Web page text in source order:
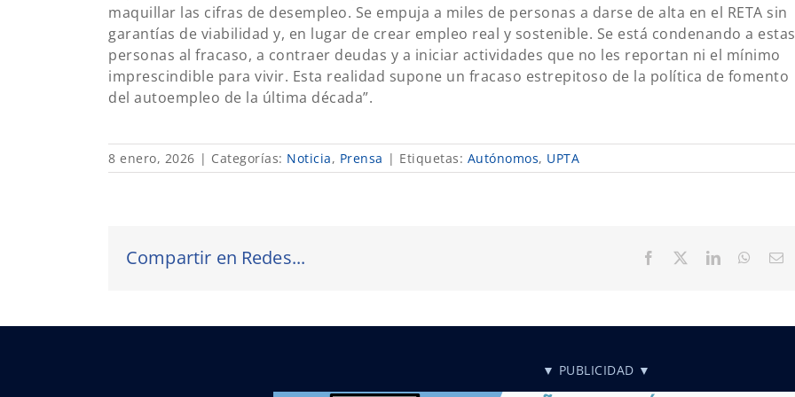
maquillar las cifras de desempleo. Se empuja a miles de personas a darse de alta en el RETA sin
garantías de viabilidad y, en lugar de crear empleo real y sostenible. Se está condenando a estas
personas al fracaso, a contraer deudas y a iniciar actividades que no les reportan ni el mínimo
imprescindible para vivir. Esta realidad supone un fracaso estrepitoso de la política de fomento
del autoempleo de la última década”.
8 enero, 2026 | Categorías: Noticia, Prensa | Etiquetas: Autónomos, UPTA
Compartir en Redes... Facebook LinkedIn
▼ PUBLICIDAD ▼